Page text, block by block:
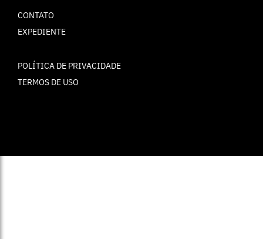
CONTATO
EXPEDIENTE
POLÍTICA DE PRIVACIDADE
TERMOS DE USO